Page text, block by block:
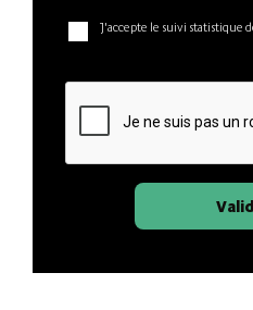
J'accepte le suivi statistique